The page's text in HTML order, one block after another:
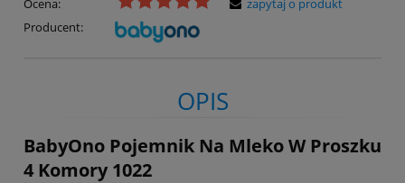
Ocena:
Producent:
zapytaj o produkt
OPIS
BabyOno Pojemnik Na Mleko W Proszku
4 Komory 1022